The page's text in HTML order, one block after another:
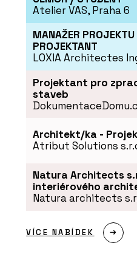
Atelier VAS, Praha 6
MANAŽER PROJEKTU
PROJEKTANT
LOXIA Architectes
Projektant pro
staveb
Architekt/ka -
Atribut Solutions
Natura Architects
interiérového
Natura architects
VÍCE NABÍDEK